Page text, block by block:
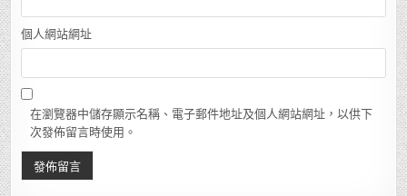
個人網站網址
在瀏覽器中儲存顯示名稱、電子郵件地址及個人網站網址，以供下
次發佈留言時使用。